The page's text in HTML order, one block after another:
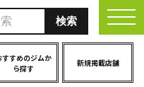
すすめのジムか
ら探す
新規掲載店舗